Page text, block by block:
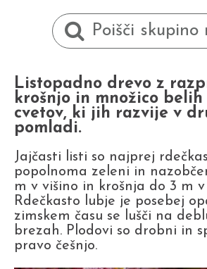
Listopadno drevo z
krošnjo in množico
cvetov, ki jih razvije v
pomladi.
Jajčasti listi so najprej
popolnoma zeleni in
m v višino in krošnja do 3 m v
Rdečkasto lubje je posebej
zimskem času se lušči na
brezah. Plodovi so drobni in
pravo češnjo.